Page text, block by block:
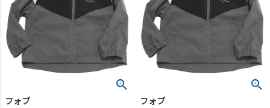
フォブ フォブ